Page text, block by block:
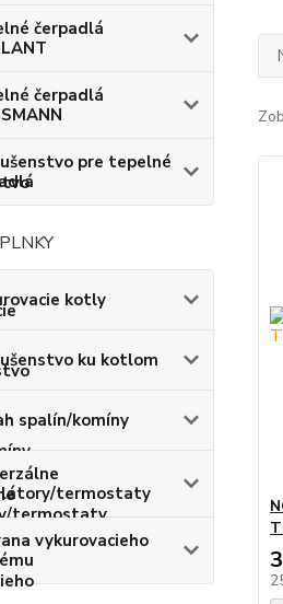
čerpadlá
čerpadlá
pre tepelné
kotly
ku kotlom
spalín/komíny
termostaty
vykurovacieho